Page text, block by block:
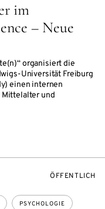
im
– Neue
organisiert die
Universität Freiburg
einen internen
Mittelalter und
PSYCHOLOGIE
ÖFFENTLICH